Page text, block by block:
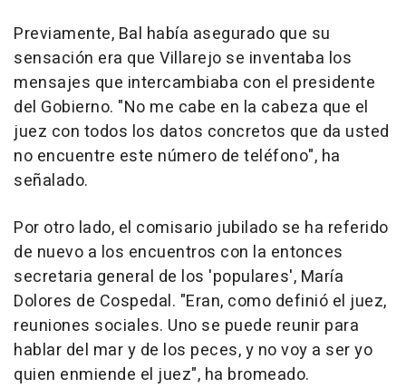
Previamente, Bal había asegurado que su
sensación era que Villarejo se inventaba los
mensajes que intercambiaba con el presidente
del Gobierno. "No me cabe en la cabeza que el
juez con todos los datos concretos que da usted
no encuentre este número de teléfono", ha
señalado.
Por otro lado, el comisario jubilado se ha referido
de nuevo a los encuentros con la entonces
secretaria general de los 'populares', María
Dolores de Cospedal. "Eran, como definió el juez,
reuniones sociales. Uno se puede reunir para
hablar del mar y de los peces, y no voy a ser yo
quien enmiende el juez", ha bromeado.